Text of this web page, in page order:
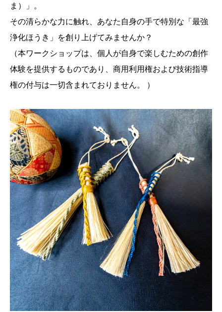
ま）」。
その清らかな力に触れ、あなた自身の手で特別な「最強
浄化ほうき」を創り上げてみませんか？
（本ワークショップは、個人が自身で楽しむための創作
体験を提供するものであり、商用利用権および技術指導
権の付与は一切含まれておりません。 ）